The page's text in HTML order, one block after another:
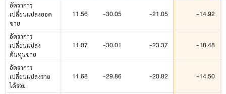
อัตราการ
เปลี่ยนแปลงยอด
ขาย
11.56 -30.05 -21.05 -14.92
อัตราการ
เปลี่ยนแปลง
ต้นทุนขาย
11.07 -30.01 -23.37 -18.48
อัตราการ
เปลี่ยนแปลงราย
ได้รวม
11.68 -29.86 -20.82 -14.50